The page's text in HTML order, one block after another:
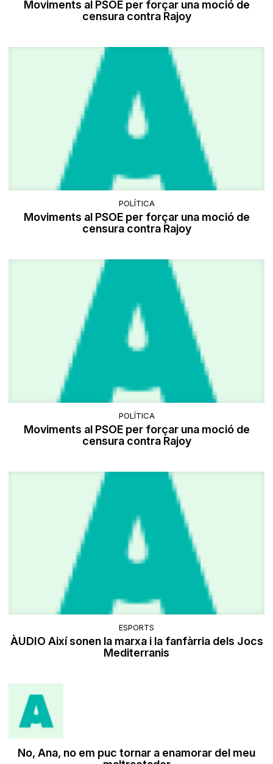
Moviments al PSOE per forçar una moció de
censura contra Rajoy
POLÍTICA
Moviments al PSOE per forçar una moció de
censura contra Rajoy
POLÍTICA
Moviments al PSOE per forçar una moció de
censura contra Rajoy
ESPORTS
ÀUDIO Així sonen la marxa i la fanfàrria dels Jocs
Mediterranis
No, Ana, no em puc tornar a enamorar del meu